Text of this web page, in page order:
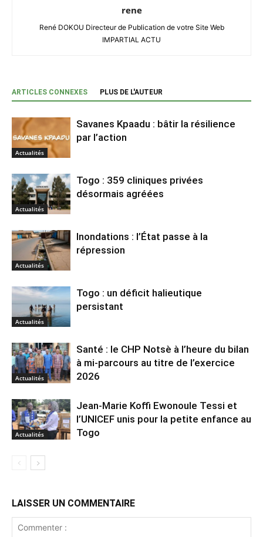
rene
René DOKOU Directeur de Publication de votre Site Web
IMPARTIAL ACTU
ARTICLES CONNEXES PLUS DE L'AUTEUR
Actualités
Savanes Kpaadu : bâtir la résilience
par l’action
Actualités
Togo : 359 cliniques privées
désormais agréées
Actualités
Inondations : l’État passe à la
répression
Actualités
Togo : un déficit halieutique
persistant
Actualités
Santé : le CHP Notsè à l’heure du bilan
à mi-parcours au titre de l’exercice
2026
Actualités
Jean-Marie Koffi Ewonoule Tessi et
l’UNICEF unis pour la petite enfance au
Togo
LAISSER UN COMMENTAIRE